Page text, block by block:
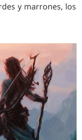
y marrones, los